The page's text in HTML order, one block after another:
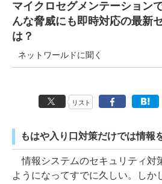
マイクロセグメンテーション
んな脅威にも即時対応の最新
は？
ネットワールドに聞く
リスト
もはや入り口対策だけでは情報
情報システムのセキュリティ対
ようになってすでに久しい。しか